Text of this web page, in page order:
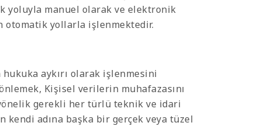
yoluyla manuel olarak ve elektronik
otomatik yollarla işlenmektedir.
aykırı olarak işlenmesini
Kişisel verilerin muhafazasını
gerekli her türlü teknik ve idari
adına başka bir gerçek veya tüzel